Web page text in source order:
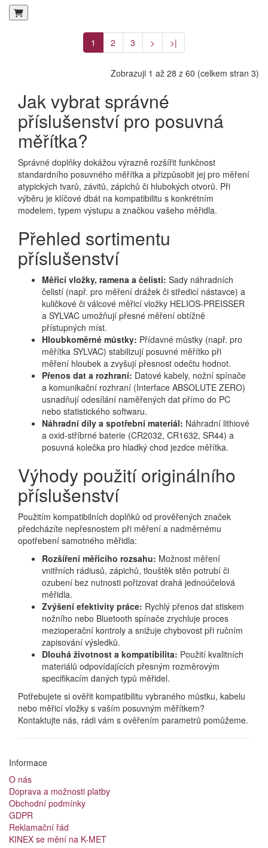
1 2 3 > >|
Zobrazuji 1 až 28 z 60 (celkem stran 3)
Jak vybrat správné
příslušenství pro posuvná
měřítka?
Správné doplňky dokážou výrazně rozšířit funkčnost
standardního posuvného měřítka a přizpůsobit jej pro měření
atypických tvarů, závitů, zápichů či hlubokých otvorů. Při
výběru je klíčové dbát na kompatibilitu s konkrétním
modelem, typem výstupu a značkou vašeho měřidla.
Přehled sortimentu
příslušenství
Měřicí vložky, ramena a čelisti: Sady náhradních
čelistí (např. pro měření drážek či středicí nástavce) a
kuličkové či válcové měřicí vložky HELIOS-PREISSER
a SYLVAC umožňují přesné měření obtížně
přístupných míst.
Hloubkoměrné můstky: Přídavné můstky (např. pro
měřítka SYLVAC) stabilizují posuvné měřítko při
měření hloubek a zvyšují přesnost odečtu hodnot.
Přenos dat a rozhraní: Datové kabely, nožní spínače
a komunikační rozhraní (Interface ABSOLUTE ZERO)
usnadňují odesílání naměřených dat přímo do PC
nebo statistického softwaru.
Náhradní díly a spotřební materiál: Náhradní lithiové
a oxid-stříbrné baterie (CR2032, CR1632, SR44) a
posuvná kolečka pro hladký chod jezdce měřítka.
Výhody použití originálního
příslušenství
Použitím kompatibilních doplňků od prověřených značek
předcházíte nepřesnostem při měření a nadměrnému
opotřebení samotného měřidla:
Rozšíření měřicího rozsahu: Možnost měření
vnitřních rádiusů, zápichů, tlouštěk stěn potrubí či
ozubení bez nutnosti pořizovat drahá jednoúčelová
měřidla.
Zvýšení efektivity práce: Rychlý přenos dat stiskem
nožního nebo Bluetooth spínače zrychluje proces
mezioperační kontroly a snižuje chybovost při ručním
zapisování výsledků.
Dlouhá životnost a kompatibilita: Použití kvalitních
materiálů odpovídajících přesným rozměrovým
specifikacím daných typů měřidel.
Potřebujete si ověřit kompatibilitu vybraného můstku, kabelu
nebo měřicí vložky s vaším posuvným měřítkem?
Kontaktujte nás, rádi vám s ověřením parametrů pomůžeme.
Informace
O nás
Doprava a možnosti platby
Obchodní podmínky
GDPR
Reklamační řád
KINEX se mění na K-MET